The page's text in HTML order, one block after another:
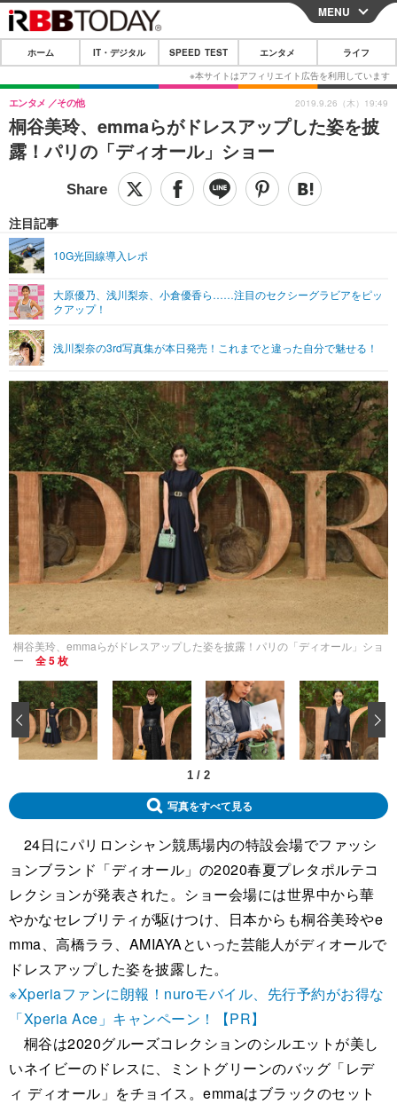
CLOSE
ホーム
IT・デジタル
IT・デジタルTOP スマートフォン
ショッピング その他
SPEED TEST
エンタメTOP 映画・ドラマ
グラビア
ショッピング その他
ライフTOP
その他
リリース一覧
プッシュ通知の停止方法
MENU
ホーム IT・デジタル SPEED TEST エンタメ ライフ
桐谷美玲、emmaらがドレスアップした姿を披
露！パリの「ディオール」ショー
エンタメ その他
注目記事
10G光回線導入レポ
大原優乃、浅川梨奈、小倉優香ら……注目のセクシーグラビアをピッ
クアップ！
浅川梨奈の3rd写真集が本日発売！これまでと違った自分で魅せる！
2019.9.26（木）19:49
桐谷美玲、emmaらがドレスアップした姿を披露！パリの「ディオール」ショ
ー
全 5 枚
1 / 2
‹
写真をすべて見る
24日にパリロンシャン競馬場内の特設会場でファッシ
ョンブランド「ディオール」の2020春夏プレタポルテコ
レクションが発表された。ショー会場には世界中から華
やかなセレブリティが駆けつけ、日本からも桐谷美玲やe
mma、高橋ララ、AMIAYAといった芸能人がディオールで
ドレスアップした姿を披露した。
※Xperiaファンに朗報！nuroモバイル、先行予約がお得な
「Xperia Ace」キャンペーン！【PR】
桐谷は2020グルーズコレクションのシルエットが美し
いネイビーのドレスに、ミントグリーンのバッグ「レデ
ィ ディオール」をチョイス。emmaはブラックのセット